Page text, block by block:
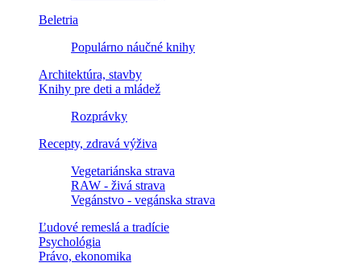
Beletria
Populárno náučné knihy
Architektúra, stavby
Knihy pre deti a mládež
Rozprávky
Recepty, zdravá výživa
Vegetariánska strava
RAW - živá strava
Vegánstvo - vegánska strava
Ľudové remeslá a tradície
Psychológia
Právo, ekonomika